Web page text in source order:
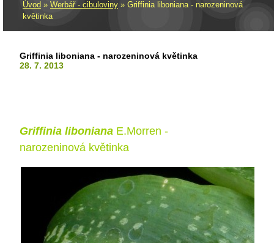
Úvod » Werbář - cibuloviny » Griffinia liboniana - narozeninová
květinka
Griffinia liboniana - narozeninová květinka
28. 7. 2013
Griffinia liboniana E.Morren -
narozeninová květinka